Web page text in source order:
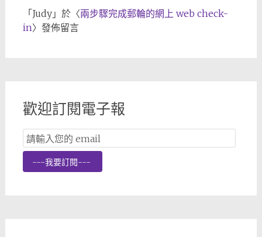
「Judy」於〈兩步驟完成郵輪的網上 web check-
in〉發佈留言
歡迎訂閱電子報
Email
Subscription
---我要訂閱---